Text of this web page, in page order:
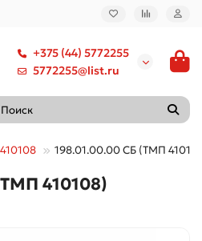
+375 (44) 5772255
5772255@list.ru
198.01.00.00 СБ (ТМП
410108)